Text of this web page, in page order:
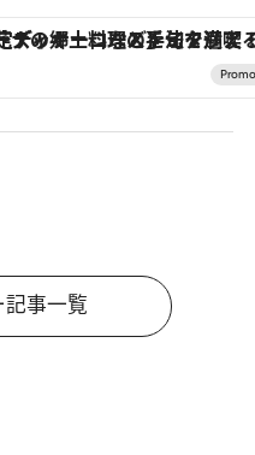
ーナの郷土料理の手法で満喫！
事一覧